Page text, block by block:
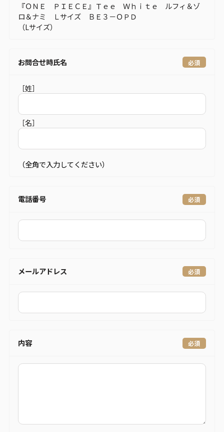
『ＯＮＥ ＰＩＥＣＥ』Ｔｅｅ Ｗｈｉｔｅ ルフィ＆ゾ
ロ＆ナミ Ｌサイズ ＢＥ３－ＯＰＤ
（Lサイズ）
お問合せ時氏名
［姓］
［名］
（全角で入力してください）
電話番号
メールアドレス
内容